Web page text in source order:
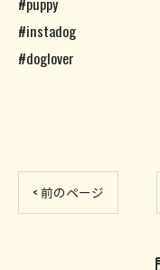
#instadog
#doglover
< 前のページ